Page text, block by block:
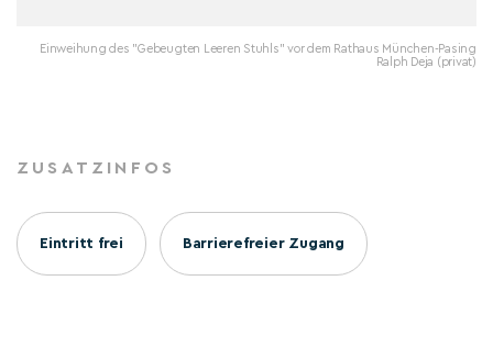
Einweihung des "Gebeugten Leeren Stuhls" vor dem Rathaus München-Pasing
Ralph Deja (privat)
ZUSATZINFOS
Eintritt frei Barrierefreier Zugang